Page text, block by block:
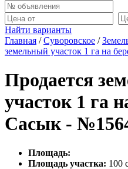
Найти варианты
Главная /Суворовское /
земельный участок 1 га на
Продается
участок 1 га
Сасык -
Площадь:
Площадь участка: 100